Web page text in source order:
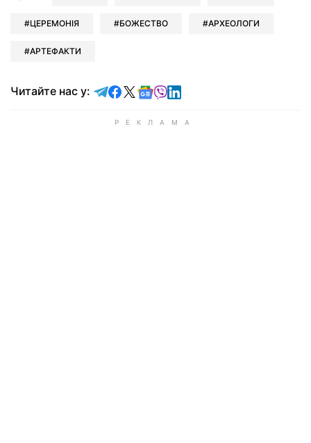
ЦЕРЕМОНІЯ БОЖЕСТВО АРХЕОЛОГИ
АРТЕФАКТИ
Читайте нас у: Читайте у Telegram
Читайте у Facebook
Читайте у X
Читайте у Google news
Читайте у Viber
Читайте у LinkedIn